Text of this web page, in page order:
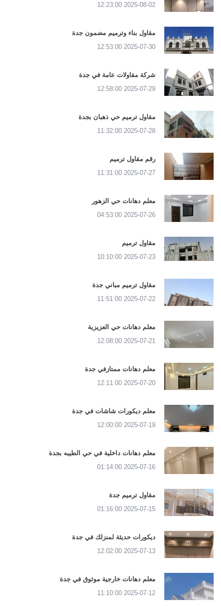
2025-08-02 12:23:00
مقاول بناء وترميم مضمون جدة
2025-07-30 12:53:00
شركة مقاولات عامة في جدة
2025-07-29 12:58:00
مقاول ترميم حي ذهبان بجدة
2025-07-28 11:32:00
رقم مقاول ترميم
2025-07-27 11:31:00
معلم دهانات حي الزهور
2025-07-26 04:53:00
مقاول ترميم
2025-07-23 10:10:00
مقاول ترميم مباني جدة
2025-07-22 11:51:00
معلم دهانات حي العزيزية
2025-07-21 12:08:00
معلم دهانات ممتازفي جدة
2025-07-20 12:11:00
معلم ديكورات شاشات في جدة
2025-07-19 12:00:00
معلم دهانات داخلية في حي الطيبه بجدة
2025-07-16 01:14:00
مقاول ترميم جدة
2025-07-15 01:16:00
ديكورات حديثة لمنزلك في جدة
2025-07-13 12:02:00
معلم دهانات خارجية موثوق في جدة
2025-07-12 11:10:00